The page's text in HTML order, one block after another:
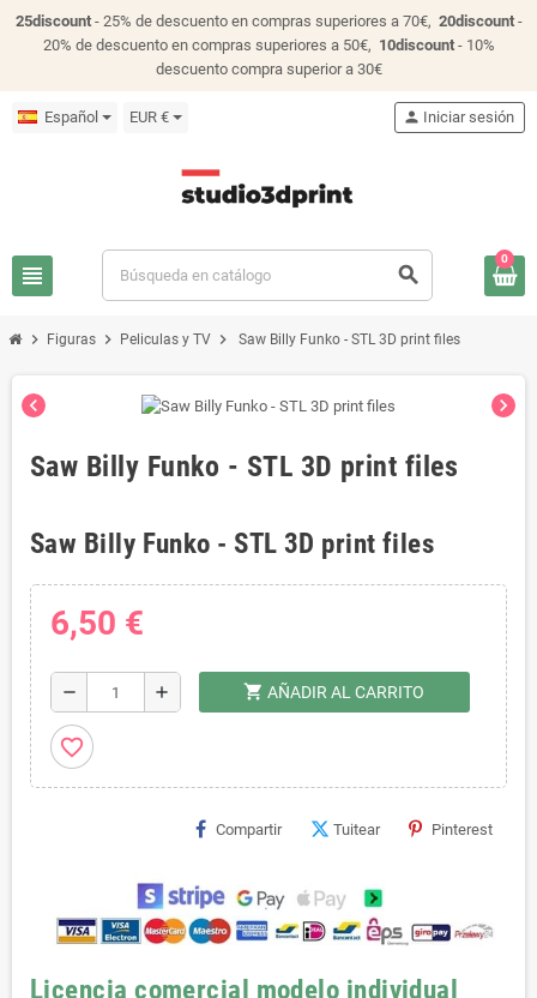
25discount- 25% de descuento en compras superiores a 70€, 20discount-
20% de descuento en compras superiores a 50€, 10discount- 10%
descuento compra superior a 30€
Español EUR €
view_headline search
person Iniciar sesión
0
chevron_right Figuras chevron_right Peliculas y TV chevron_right Saw Billy Funko - STL 3D print files
chevron_left chevron_right
Saw Billy Funko - STL 3D print files
Saw Billy Funko - STL 3D print files
6,50 €
remove add shopping_cart AÑADIR AL CARRITO
favorite_border
Compartir Tuitear Pinterest
Licencia comercial modelo individual